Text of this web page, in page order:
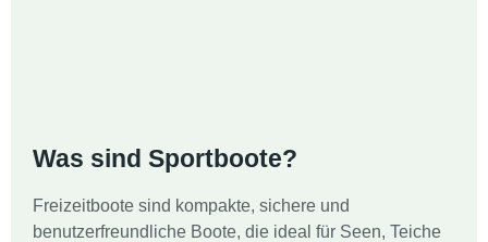
Was sind Sportboote?
Freizeitboote sind kompakte, sichere und
benutzerfreundliche Boote, die ideal für Seen, Teiche